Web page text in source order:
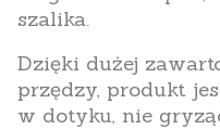
szalika.
Dzięki dużej
przędzy, produkt
w dotyku, nie